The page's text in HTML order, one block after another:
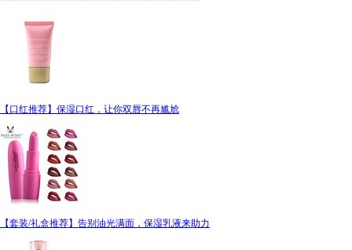
【口红推荐】保湿口红，让你双唇不再尴尬
【套装/礼盒推荐】告别油光满面，保湿乳液来助力